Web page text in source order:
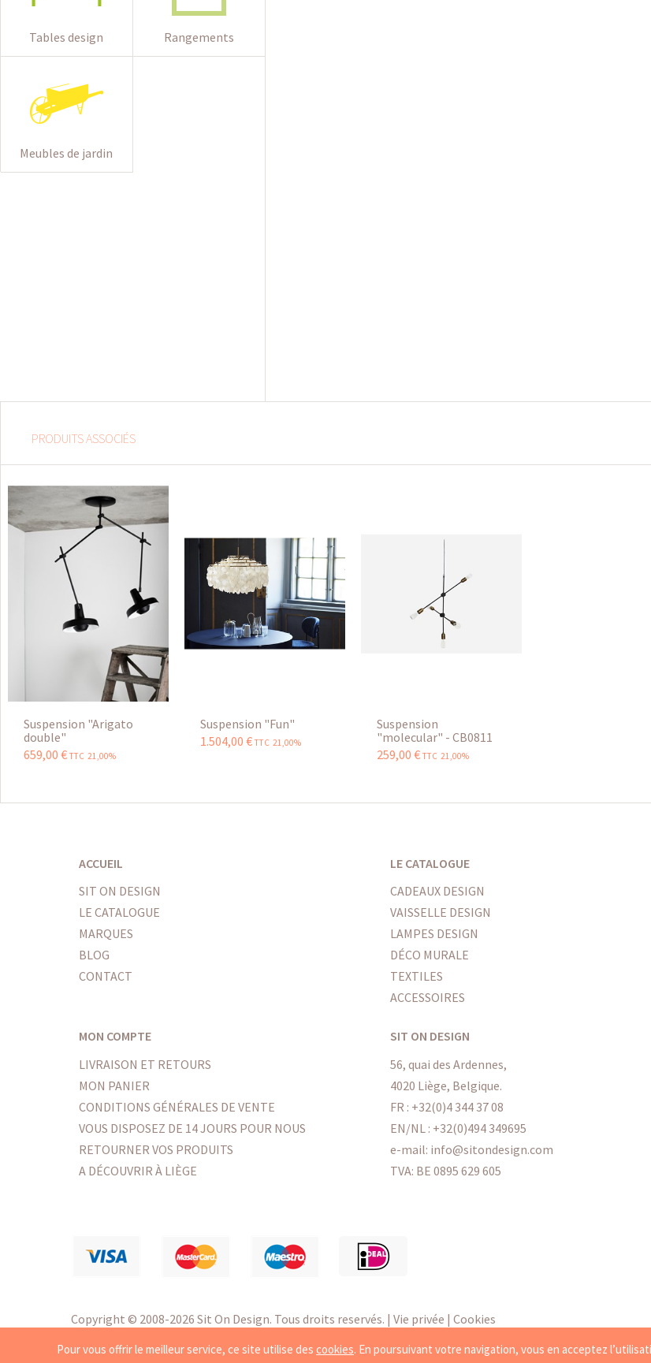
Tables design Rangements
Meubles de jardin
PRODUITS ASSOCIÉS
Suspension "Arigato
double"
659,00 € TTC 21,00%
Suspension "Fun"
1.504,00 € TTC 21,00%
Suspension
"molecular" - CB0811
259,00 € TTC 21,00%
ACCUEIL
SIT ON DESIGN
LE CATALOGUE
MARQUES
BLOG
CONTACT
LE CATALOGUE
CADEAUX DESIGN
VAISSELLE DESIGN
LAMPES DESIGN
DÉCO MURALE
TEXTILES
ACCESSOIRES
MON COMPTE
LIVRAISON ET RETOURS
MON PANIER
CONDITIONS GÉNÉRALES DE VENTE
VOUS DISPOSEZ DE 14 JOURS POUR NOUS
RETOURNER VOS PRODUITS
A DÉCOUVRIR À LIÈGE
SIT ON DESIGN
56, quai des Ardennes,
4020 Liège, Belgique.
FR : +32(0)4 344 37 08
EN/NL : +32(0)494 349695
e-mail: info@sitondesign.com
TVA: BE 0895 629 605
Copyright © 2008-2026 Sit On Design. Tous droits reservés. | Vie privée | Cookies
Pour vous offrir le meilleur service, ce site utilise des cookies. En poursuivant votre navigation, vous en acceptez